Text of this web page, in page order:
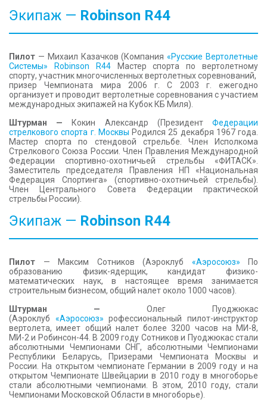
Экипаж — Robinson R44
Пилот — Михаил Казачков (Компания«Русские Вертолетные
Системы»
Robinson R44
Мастер спорта по вертолетному
спорту, участник многочисленных вертолетных соревнований,
призер Чемпионата мира 2006 г. С 2003 г. ежегодно
организует и проводит вертолетные соревнования с участием
международных экипажей на Кубок КБ Миля).
Штурман — Кокин Александр (ПрезидентФедерации
стрелкового спорта г. Москвы Родился 25 декабря 1967 года.
Мастер спорта по стендовой стрельбе. Член Исполкома
Стрелкового Союза России. Член Правления Международной
Федерации спортивно-охотничьей стрельбы «ФИТАСК».
Заместитель председателя Правления НП «Национальная
Федерация Спортинга» (спортивно-охотничьей стрельбы).
Член Центрального Совета Федерации практической
стрельбы России).
Экипаж — Robinson R44
Пилот — Максим Сотников (Аэроклуб «Аэросоюз»
По
образованию физик-ядерщик, кандидат физико-
математических наук, в настоящее время занимается
строительным бизнесом, общий налет около 1000 часов).
Штурман — Олег Пуоджюкас
(Аэроклуб «Аэросоюз»рофессиональный пилот-инструктор
вертолета, имеет общий налет более 3200 часов на МИ-8,
МИ-2 и Робинсон-44. В 2009 году Сотников и Пуоджюкас стали
абсолютными Чемпионами СНГ, абсолютными Чемпионами
Республики Беларусь, Призерами Чемпионата Москвы и
России. На открытом чемпионате Германии в 2009 году и на
открытом Чемпионате Швейцарии в 2010 году в многоборье
стали абсолютными чемпионами. В этом, 2010 году, стали
Чемпионами Московской Области в многоборье).